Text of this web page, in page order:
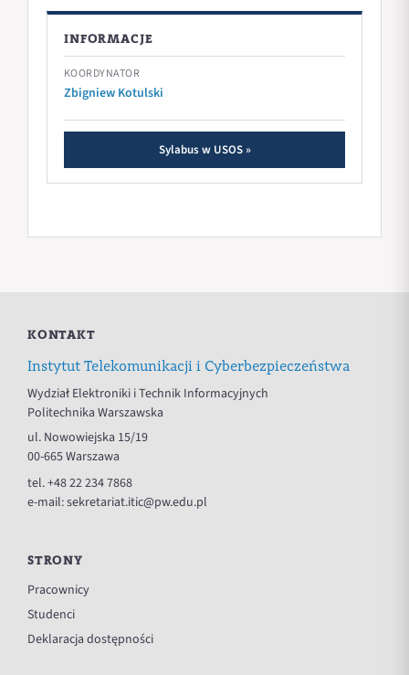
INFORMACJE
KOORDYNATOR
Zbigniew Kotulski
Sylabus w USOS »
KONTAKT
Instytut Telekomunikacji i Cyberbezpieczeństwa
Wydział Elektroniki i Technik Informacyjnych
Politechnika Warszawska
ul. Nowowiejska 15/19
00-665 Warszawa
tel.+48 22 234 7868
e-mail:sekretariat.itic@pw.edu.pl
STRONY
Pracownicy
Studenci
Deklaracja dostępności